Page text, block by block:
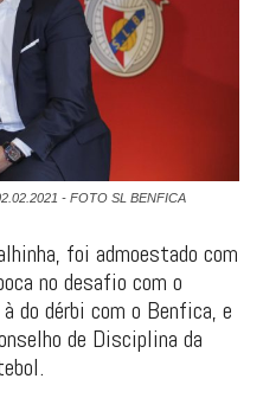
- FOTO SL BENFICA
foi admoestado com
no desafio com o
do dérbi com o Benfica, e
de Disciplina da